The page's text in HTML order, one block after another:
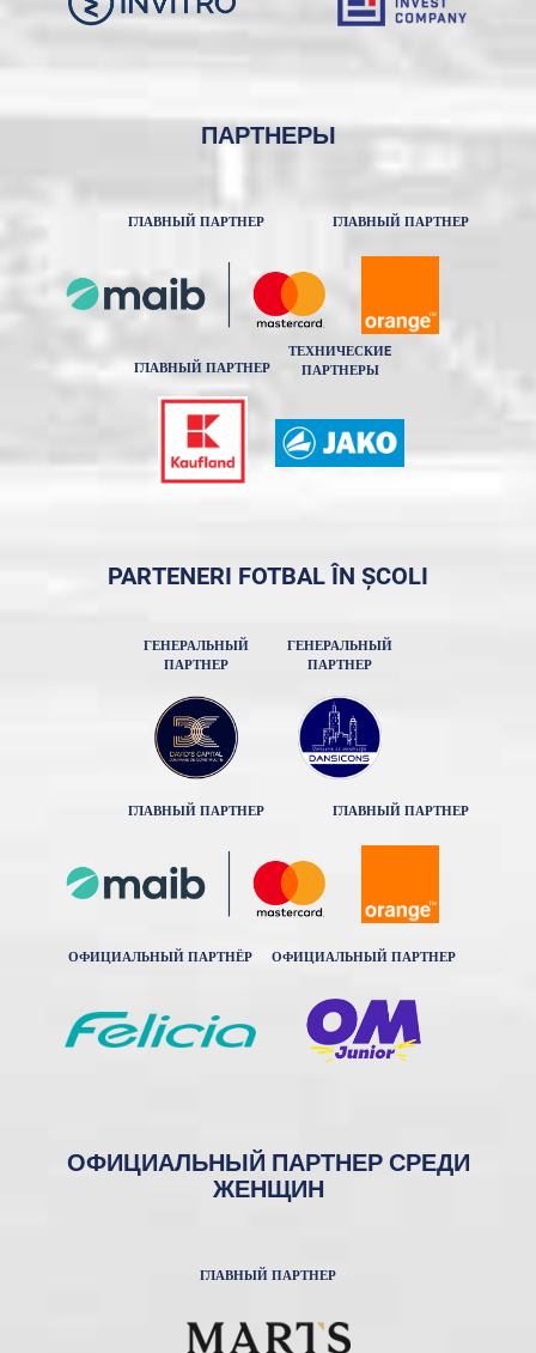
ПАРТНЕРЫ
ГЛАВНЫЙ ПАРТНЕР ГЛАВНЫЙ ПАРТНЕР
ГЛАВНЫЙ ПАРТНЕР
ТЕХНИЧЕСКИE
ПАРТНЕРЫ
PARTENERI FOTBAL ÎN ȘCOLI
ГЕНЕРАЛЬНЫЙ
ПАРТНЕР
ГЕНЕРАЛЬНЫЙ
ПАРТНЕР
ГЛАВНЫЙ ПАРТНЕР ГЛАВНЫЙ ПАРТНЕР
ОФИЦИАЛЬНЫЙ ПАРТНЁР ОФИЦИАЛЬНЫЙ ПАРТНЕР
ОФИЦИАЛЬНЫЙ ПАРТНЕР СРЕДИ
ЖЕНЩИН
ГЛАВНЫЙ ПАРТНЕР